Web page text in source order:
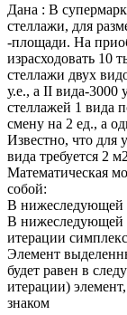
Дана : В
стеллажи, для
-площади. На
израсходовать 10
стеллажи двух
у.е., а II вида-3000
стеллажей 1 вида
смену на 2 ед., а
Известно, что для
вида требуется 2
Математическая
собой:
В нижеследующей
В нижеследующей
итерации
Элемент
будет равен в
итерации)
знаком